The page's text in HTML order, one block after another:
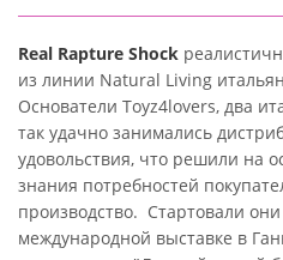
Real Rapture Shock
из линии Natural Living
Основатели Toyz4lovers, два
так удачно занимались
удовольствия, что решили на
знания потребностей
производство. Стартовали
международной выставке в